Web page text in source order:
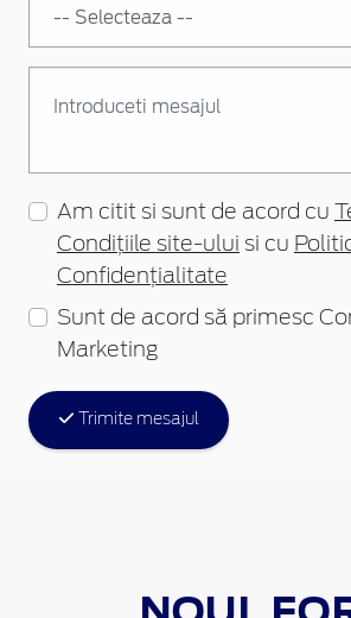
Am citit si sunt de acord cu
Condițiile site-ului si cu
Confidențialitate
Sunt de acord să primesc
Marketing
Trimite mesajul